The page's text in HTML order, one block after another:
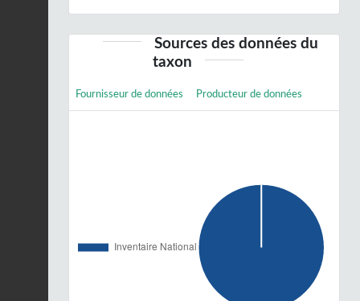
Sources des données du
taxon
Fournisseur de données Producteur de données